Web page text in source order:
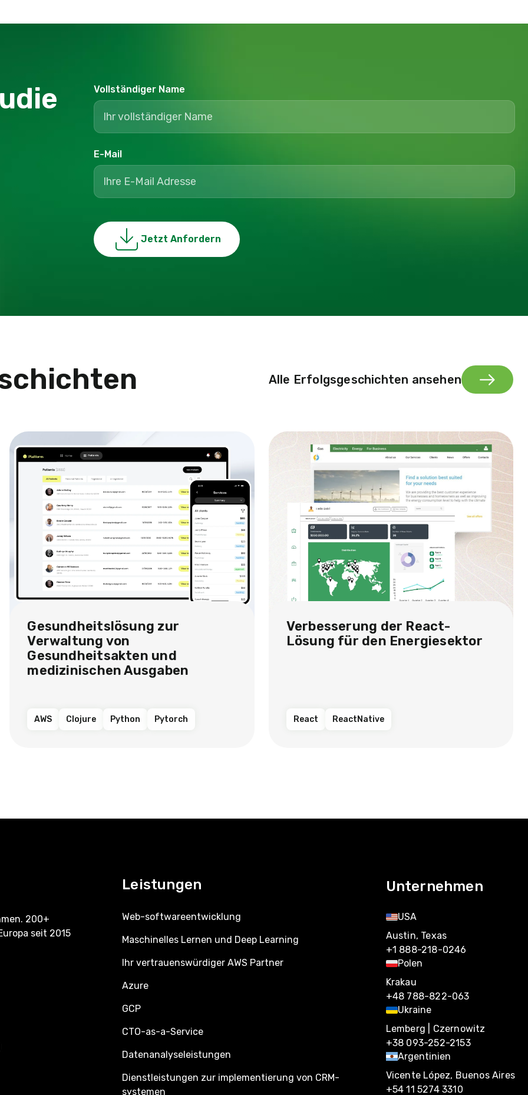
Vollständiger Name
E-Mail
Jetzt Anfordern
Alle Erfolgsgeschichten ansehen
Gesundheitslösung zur
Verwaltung von
Gesundheitsakten und
medizinischen Ausgaben
AWS Clojure Python Pytorch
Verbesserung der React-
Lösung für den Energiesektor​
React ReactNative
200+
seit 2015
Leistungen
Web-softwareentwicklung
Maschinelles Lernen und Deep Learning
Ihr vertrauenswürdiger AWS Partner
Azure
GCP
CTO-as-a-Service
Datenanalyseleistungen
Dienstleistungen zur implementierung von CRM-
systemen
Unternehmen
USA
Austin, Texas
+1 888-218-0246
Polen
Krakau
+48 788-822-063
Ukraine
Lemberg | Czernowitz
+38 093-252-2153
Argentinien
Vicente López, Buenos Aires
+54 11 5274 3310